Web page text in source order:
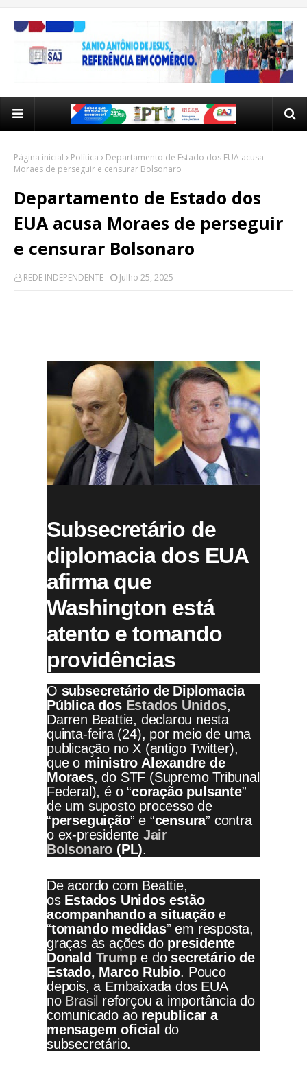
Página inicial Política
Departamento de Estado dos EUA acusa
Moraes de perseguir e censurar Bolsonaro
Departamento de Estado dos
EUA acusa Moraes de perseguir
e censurar Bolsonaro
REDE INDEPENDENTE Julho 25, 2025
Subsecretário de
diplomacia dos EUA
afirma que
Washington está
atento e tomando
providências
O subsecretário de Diplomacia
Pública dos Estados Unidos,
Darren Beattie, declarou nesta
quinta-feira (24), por meio de uma
publicação no X (antigo Twitter),
que o ministro Alexandre de
Moraes, do STF (Supremo Tribunal
Federal), é o “coração pulsante”
de um suposto processo de
“perseguição” e “censura” contra
o ex-presidente Jair
Bolsonaro (PL).
De acordo com Beattie,
os Estados Unidos estão
acompanhando a situaçãoe
“tomando medidas” em resposta,
graças às ações do presidente
Donald Trumpe do secretário de
Estado, Marco Rubio. Pouco
depois, a Embaixada dos EUA
no Brasil reforçou a importância do
comunicado ao republicar a
mensagem oficial do
subsecretário.